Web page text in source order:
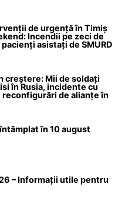
de urgență în Timiș
Incendii pe zeci de
asistați de SMURD
creștere: Mii de soldați
în Rusia, incidente cu
reconfigurări de alianțe în
în 10 august
– Informații utile pentru